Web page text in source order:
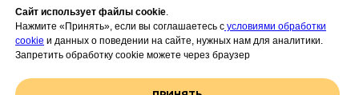
Согласие на обработку персональных данных
пользовательских данных
Разработка лендинга и маркетинг- WebCanape
Сайт использует файлы cookie.
Нажмите «Принять», если вы соглашаетесь с условиями обработки
cookie и данных о поведении на сайте, нужных нам для аналитики.
Запретить обработку cookie можете через браузер